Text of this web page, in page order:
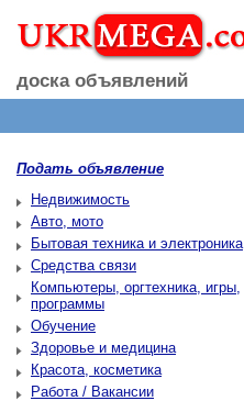
доска объявлений
Подать объявление
Недвижимость
Авто, мото
Бытовая техника и электроника
Средства связи
Компьютеры, оргтехника, игры,
программы
Обучение
Здоровье и медицина
Красота, косметика
Работа / Вакансии